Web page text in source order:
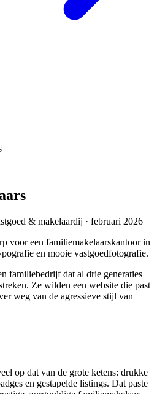
& makelaardij · februari 2026
voor een familiemakelaarskantoor in
en mooie vastgoedfotografie.
familiebedrijf dat al drie generaties
Ze wilden een website die past
weg van de agressieve stijl van
op dat van de grote ketens: drukke
en gestapelde listings. Dat paste